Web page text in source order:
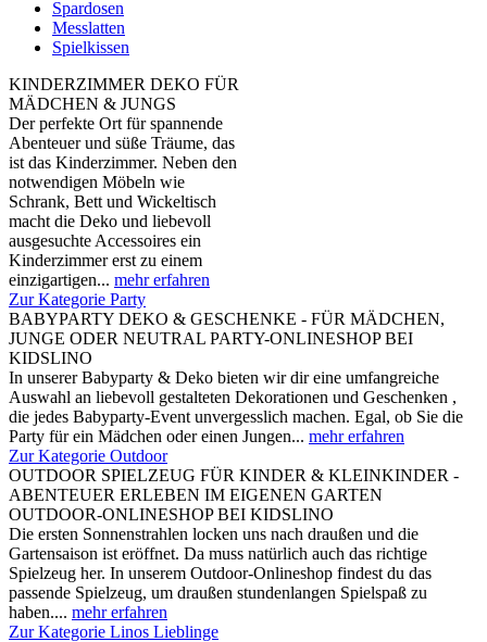
Spardosen
Messlatten
Spielkissen
KINDERZIMMER DEKO FÜR
MÄDCHEN & JUNGS
Der perfekte Ort für spannende
Abenteuer und süße Träume, das
ist das Kinderzimmer. Neben den
notwendigen Möbeln wie
Schrank, Bett und Wickeltisch
macht die Deko und liebevoll
ausgesuchte Accessoires ein
Kinderzimmer erst zu einem
einzigartigen... mehr erfahren
Zur Kategorie Party
BABYPARTY DEKO & GESCHENKE - FÜR MÄDCHEN,
JUNGE ODER NEUTRAL PARTY-ONLINESHOP BEI
KIDSLINO
In unserer Babyparty & Deko bieten wir dir eine umfangreiche
Auswahl an liebevoll gestalteten Dekorationen und Geschenken ,
die jedes Babyparty-Event unvergesslich machen. Egal, ob Sie die
Party für ein Mädchen oder einen Jungen... mehr erfahren
Zur Kategorie Outdoor
OUTDOOR SPIELZEUG FÜR KINDER & KLEINKINDER -
ABENTEUER ERLEBEN IM EIGENEN GARTEN
OUTDOOR-ONLINESHOP BEI KIDSLINO
Die ersten Sonnenstrahlen locken uns nach draußen und die
Gartensaison ist eröffnet. Da muss natürlich auch das richtige
Spielzeug her. In unserem Outdoor-Onlineshop findest du das
passende Spielzeug, um draußen stundenlangen Spielspaß zu
haben.... mehr erfahren
Zur Kategorie Linos Lieblinge